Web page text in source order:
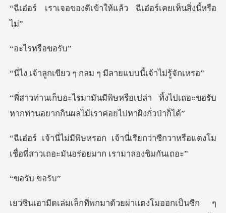
เข้าให้แล้ว ฉีเอ๋อร์เ
หรือข
ๆ กลม ๆ มีลายแบบนี
เปล่า ทิ้งไปเถอะขอรับ
หากท่านอยากก
ี่เรียกว่าซีกวาหรือแตงโม
เชื่อพี่สา
ับ ข